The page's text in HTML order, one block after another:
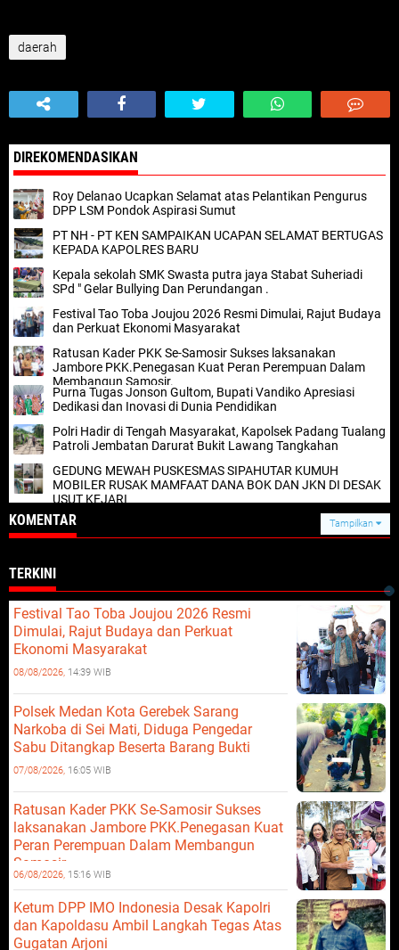
daerah
DIREKOMENDASIKAN
Roy Delanao Ucapkan Selamat atas Pelantikan Pengurus
DPP LSM Pondok Aspirasi Sumut
PT NH - PT KEN SAMPAIKAN UCAPAN SELAMAT BERTUGAS
KEPADA KAPOLRES BARU
Kepala sekolah SMK Swasta putra jaya Stabat Suheriadi
SPd " Gelar Bullying Dan Perundangan .
Festival Tao Toba Joujou 2026 Resmi Dimulai, Rajut Budaya
dan Perkuat Ekonomi Masyarakat
Ratusan Kader PKK Se-Samosir Sukses laksanakan
Jambore PKK.Penegasan Kuat Peran Perempuan Dalam
Membangun Samosir.
Purna Tugas Jonson Gultom, Bupati Vandiko Apresiasi
Dedikasi dan Inovasi di Dunia Pendidikan
Polri Hadir di Tengah Masyarakat, Kapolsek Padang Tualang
Patroli Jembatan Darurat Bukit Lawang Tangkahan
GEDUNG MEWAH PUSKESMAS SIPAHUTAR KUMUH
MOBILER RUSAK MAMFAAT DANA BOK DAN JKN DI DESAK
USUT KEJARI
KOMENTAR Tampilkan
TERKINI
Festival Tao Toba Joujou 2026 Resmi
Dimulai, Rajut Budaya dan Perkuat
Ekonomi Masyarakat
08/08/2026, 14:39 WIB
Polsek Medan Kota Gerebek Sarang
Narkoba di Sei Mati, Diduga Pengedar
Sabu Ditangkap Beserta Barang Bukti
07/08/2026, 16:05 WIB
Ratusan Kader PKK Se-Samosir Sukses
laksanakan Jambore PKK.Penegasan Kuat
Peran Perempuan Dalam Membangun
Samosir.
06/08/2026, 15:16 WIB
Ketum DPP IMO Indonesia Desak Kapolri
dan Kapoldasu Ambil Langkah Tegas Atas
Gugatan Arjoni